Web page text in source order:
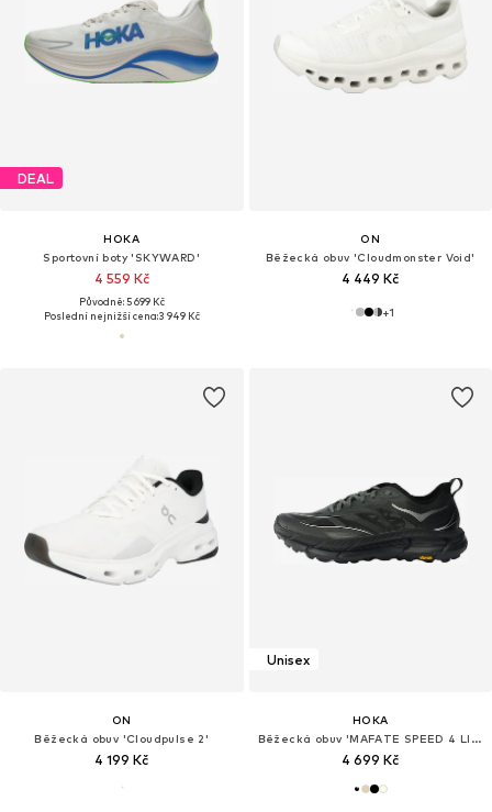
DEAL
HOKA
Sportovní boty 'SKYWARD'
4 559 Kč
Původně: 5 699 Kč
Poslední nejnižší cena:3 949 Kč
ON
Běžecká obuv 'Cloudmonster Void'
4 449 Kč
+1
ON
Běžecká obuv 'Cloudpulse 2'
4 199 Kč
Unisex
HOKA
Běžecká obuv 'MAFATE SPEED 4 LITE'
4 699 Kč